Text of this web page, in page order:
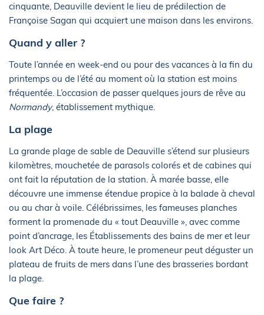
cinquante, Deauville devient le lieu de prédilection de
Françoise Sagan qui acquiert une maison dans les environs.
Quand y aller ?
Toute l’année en week-end ou pour des vacances à la fin du
printemps ou de l’été au moment où la station est moins
fréquentée. L’occasion de passer quelques jours de rêve au
Normandy, établissement mythique.
La plage
La grande plage de sable de Deauville s’étend sur plusieurs
kilomètres, mouchetée de parasols colorés et de cabines qui
ont fait la réputation de la station. À marée basse, elle
découvre une immense étendue propice à la balade à cheval
ou au char à voile. Célébrissimes, les fameuses planches
forment la promenade du « tout Deauville », avec comme
point d’ancrage, les Établissements des bains de mer et leur
look Art Déco. À toute heure, le promeneur peut déguster un
plateau de fruits de mers dans l’une des brasseries bordant
la plage.
Que faire ?